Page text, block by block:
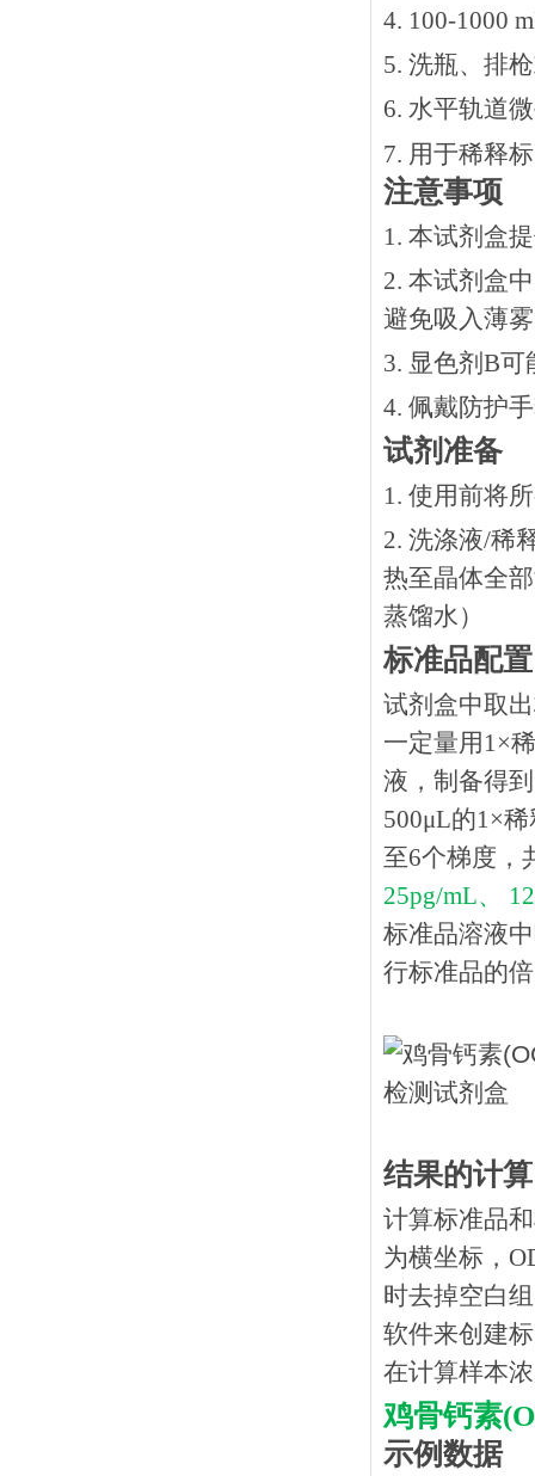
4. 100-1000
5. 洗瓶、排
6. 水平轨道
7. 用于稀释
注意事项
1. 本试剂盒
2. 本试剂盒
避免吸入薄
3. 显色剂B
4. 佩戴防护
试剂准备
1. 使用前将
2. 洗涤液/稀
热⾄晶体全
蒸馏水）
标准品配置
试剂盒中取
一定量用1×
液，制备得
500μL的1×
至6个梯度，
25pg/mL、
标准品溶液
行标准品的
结果的计算
计算标准品
为横坐标，
时去掉空白
软件来创建
在计算样本
鸡骨钙素
示例数据